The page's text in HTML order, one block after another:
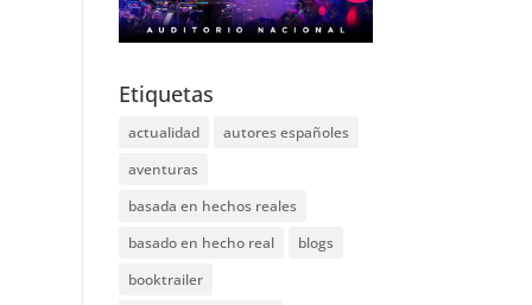
Etiquetas
actualidad
autores españoles
aventuras
basada en hechos reales
basado en hecho real
blogs
booktrailer